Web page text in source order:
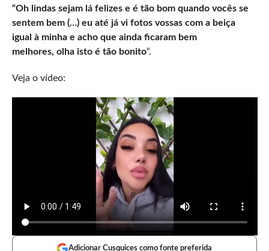
“Oh lindas sejam lá felizes e é tão bom quando vocês se
sentem bem (…) eu até já vi fotos vossas com a beiça
igual à minha e acho que ainda ficaram bem
melhores, olha isto é tão bonito“.
Veja o vídeo:
Adicionar Cusquices como fonte preferida